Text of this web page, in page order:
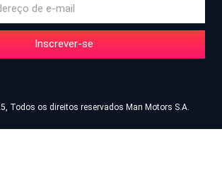
Inscrever-se
Todos os direitos reservados Man Motors S.A.